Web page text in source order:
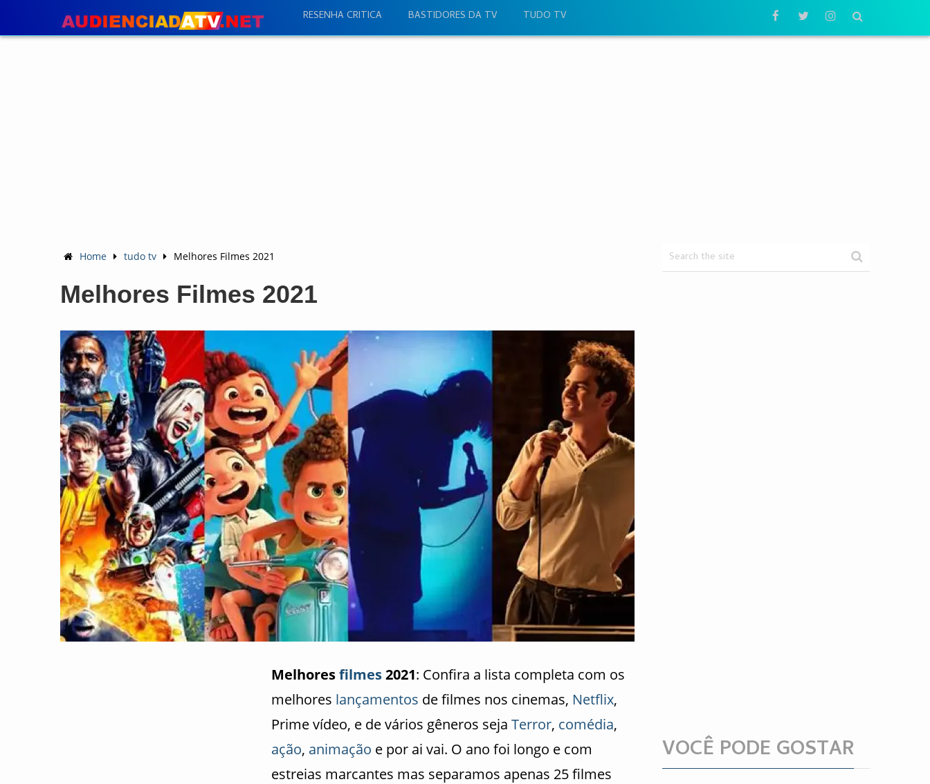
RESENHA CRITICA BASTIDORES DA TV TUDO TV
Home tudo tv Melhores Filmes 2021
Melhores Filmes 2021
Melhoresfilmes2021: Confira a lista completa com os
melhores lançamentos de filmes nos cinemas, Netflix,
Prime vídeo, e de vários gêneros seja Terror, comédia,
ação, animação e por ai vai. O ano foi longo e com
estreias marcantes mas separamos apenas 25 filmes
VOCÊ PODE GOSTAR